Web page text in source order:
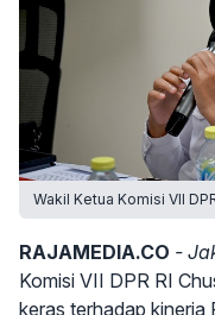
Wakil Ketua Komisi VII
RAJAMEDIA.CO -
Komisi VII DPR RI
keras terhadap kinerja